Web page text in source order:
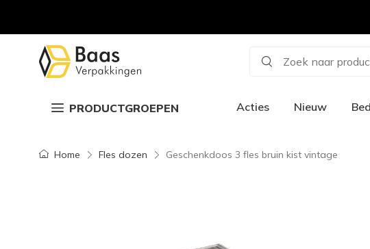
Zoek naar
PRODUCTGROEPEN Acties Nieuw
Home Fles dozen Geschenkdoos 3 fles bruin kist vintage